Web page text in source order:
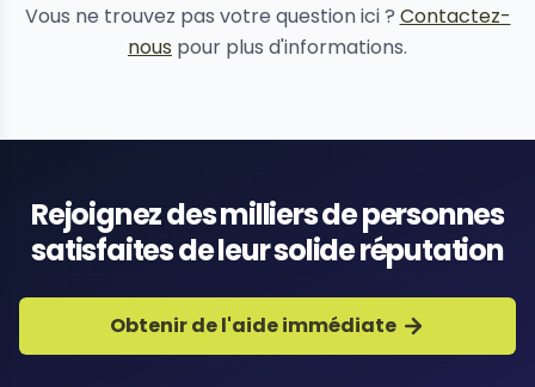
Vous ne trouvez pas votre question ici ? Contactez-
nous pour plus d'informations.
Rejoignez des milliers de personnes
satisfaites de leur solide réputation
Obtenir de l'aide immédiate